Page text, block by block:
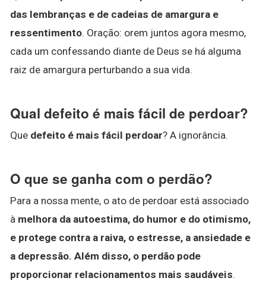
das lembranças e de cadeias de amargura e
ressentimento. Oração: orem juntos agora mesmo,
cada um confessando diante de Deus se há alguma
raiz de amargura perturbando a sua vida.
Qual defeito é mais fácil de perdoar?
Que defeito é mais fácil perdoar? A ignorância.
O que se ganha com o perdão?
Para a nossa mente, o ato de perdoar está associado
à melhora da autoestima, do humor e do otimismo,
e protege contra a raiva, o estresse, a ansiedade e
a depressão. Além disso, o perdão pode
proporcionar relacionamentos mais saudáveis.